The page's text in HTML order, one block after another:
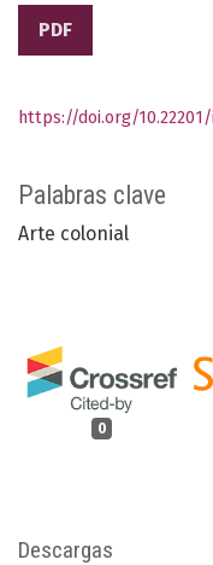
PDF
Palabras clave
Arte colonial
0
https://doi.org/10.22201/
Descargas